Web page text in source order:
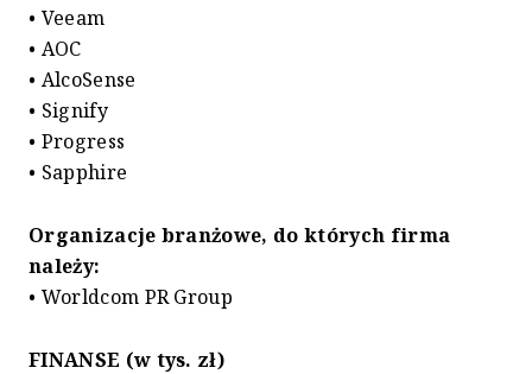
• Veeam
• AOC
• AlcoSense
• Signify
• Progress
• Sapphire
Organizacje branżowe, do których firma
należy:
• Worldcom PR Group
FINANSE (w tys. zł)